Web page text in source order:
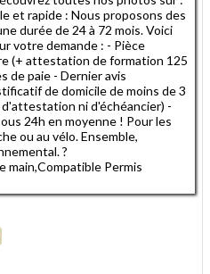
et rapide : Nous proposons des
durée de 24 à 72 mois. Voici
votre demande : - Pièce
(+ attestation de formation 125
de paie - Dernier avis
de domicile de moins de 3
ni d'échéancier) -
24h en moyenne ! Pour les
ou au vélo. Ensemble,
?
main,Compatible Permis